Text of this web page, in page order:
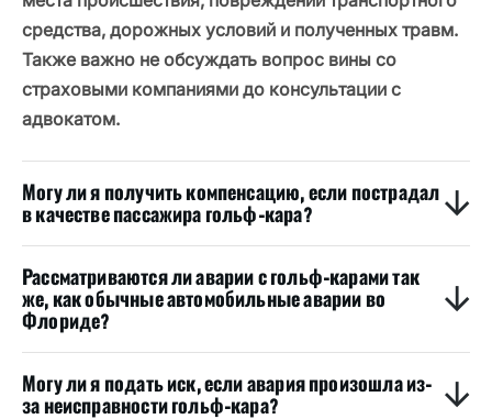
средства, дорожных условий и полученных травм.
Также важно не обсуждать вопрос вины со
страховыми компаниями до консультации с
адвокатом.
Могу ли я получить компенсацию, если пострадал
в качестве пассажира гольф-кара?
Рассматриваются ли аварии с гольф-карами так
же, как обычные автомобильные аварии во
Флориде?
Могу ли я подать иск, если авария произошла из-
за неисправности гольф-кара?